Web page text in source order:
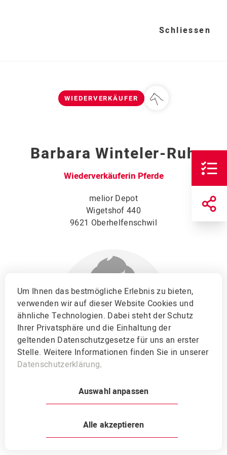
Schliessen
WIEDERVERKÄUFER
Barbara Winteler-Ruh
Wiederverkäuferin Pferde
melior Depot
Wigetshof 440
9621 Oberhelfenschwil
Um Ihnen das bestmögliche Erlebnis zu bieten,
verwenden wir auf dieser Website Cookies und
ähnliche Technologien. Dabei steht der Schutz
Ihrer Privatsphäre und die Einhaltung der
geltenden Datenschutzgesetze für uns an erster
Stelle. Weitere Informationen finden Sie in unserer
Datenschutzerklärung.
Auswahl anpassen
Alle akzeptieren